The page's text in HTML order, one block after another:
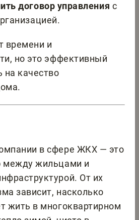
договор управления с
времени и
но это эффективный
на качество
в сфере ЖКХ — это
между жильцами и
От их
зависит, насколько
жить в многоквартирном